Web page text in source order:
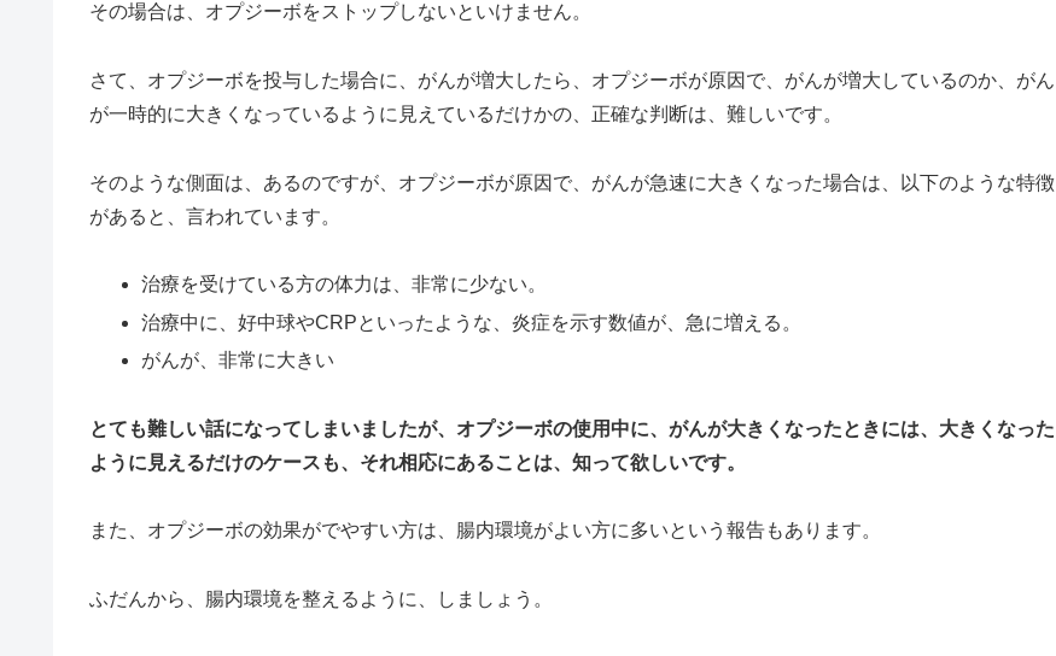
その場合は、オプジーボをストップしないといけません。
さて、オプジーボを投与した場合に、がんが増大したら、オプジーボが原因で、がんが増大しているのか、がん
が一時的に大きくなっているように見えているだけかの、正確な判断は、難しいです。
そのような側面は、あるのですが、オプジーボが原因で、がんが急速に大きくなった場合は、以下のような特徴
があると、言われています。
治療を受けている方の体力は、非常に少ない。
治療中に、好中球やCRPといったような、炎症を示す数値が、急に増える。
がんが、非常に大きい
とても難しい話になってしまいましたが、オプジーボの使用中に、がんが大きくなったときには、大きくなった
ように見えるだけのケースも、それ相応にあることは、知って欲しいです。
また、オプジーボの効果がでやすい方は、腸内環境がよい方に多いという報告もあります。
ふだんから、腸内環境を整えるように、しましょう。